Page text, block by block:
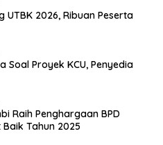
UTBK 2026, Ribuan Peserta
Soal Proyek KCU, Penyedia
Raih Penghargaan BPD
Tahun 2025